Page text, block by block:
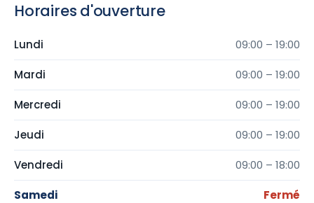
Horaires d'ouverture
Lundi 09:00 – 19:00
Mardi 09:00 – 19:00
Mercredi 09:00 – 19:00
Jeudi 09:00 – 19:00
Vendredi 09:00 – 18:00
Samedi Fermé